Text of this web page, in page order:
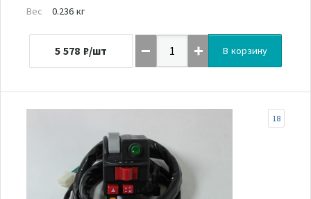
Вес
0.236 кг
5 578 ₽/шт В корзину
18